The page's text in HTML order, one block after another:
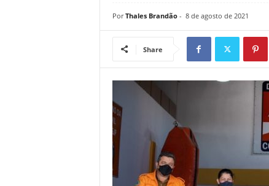
Por Thales Brandão- 8 de agosto de 2021
Share